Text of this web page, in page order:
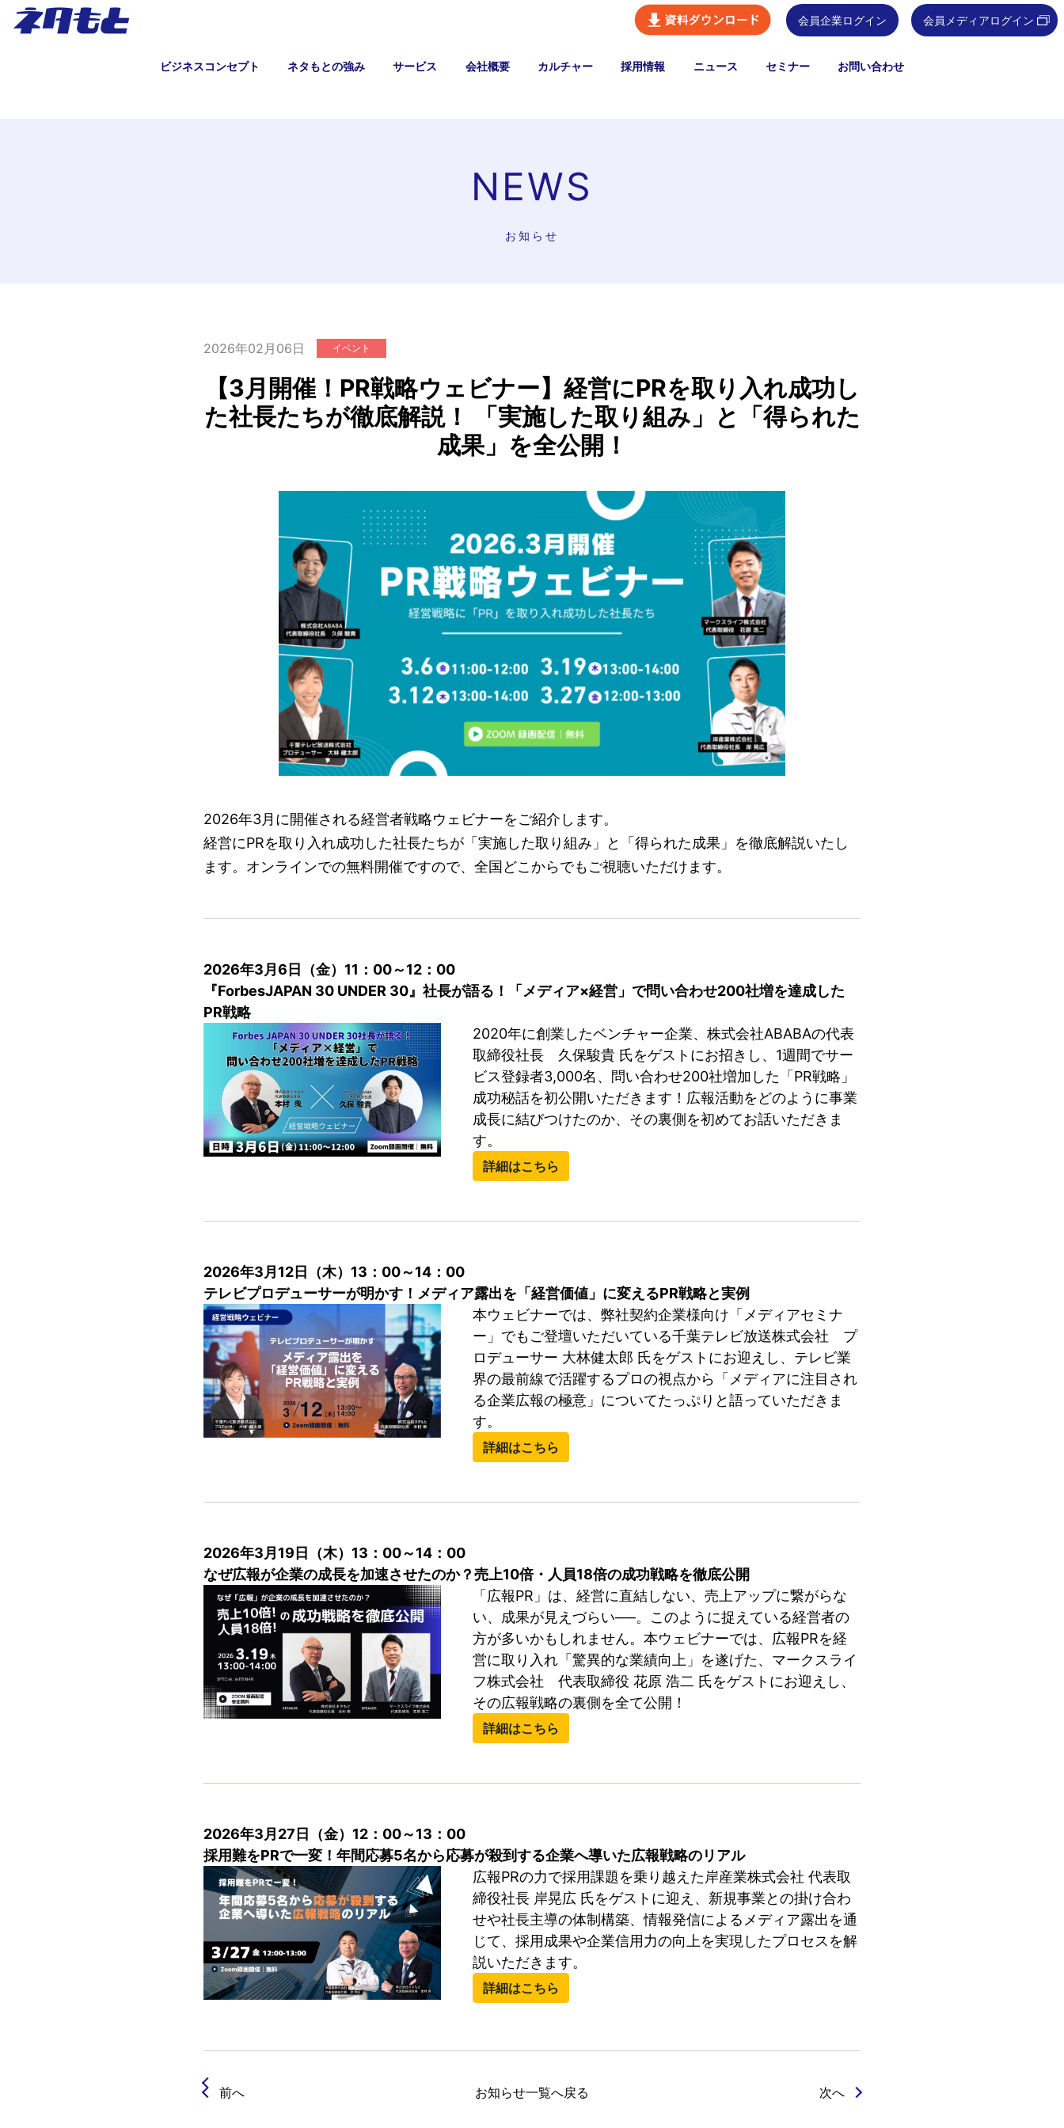
会員企業ログイン 会員メディアログイン
ビジネスコンセプト ネタもとの強み サービス 会社概要 カルチャー 採用情報 ニュース セミナー お問い合わせ
NEWS
お知らせ
2026年02月06日 イベント
【3月開催！PR戦略ウェビナー】経営にPRを取り入れ成功し
た社長たちが徹底解説！ 「実施した取り組み」と「得られた
成果」を全公開！
2026年3月に開催される経営者戦略ウェビナーをご紹介します。
経営にPRを取り入れ成功した社長たちが「実施した取り組み」と「得られた成果」を徹底解説いたし
ます。オンラインでの無料開催ですので、全国どこからでもご視聴いただけます。
2026年3月6日（金）11：00～12：00
『ForbesJAPAN 30 UNDER 30』社長が語る！「メディア×経営」で問い合わせ200社増を達成した
PR戦略
2020年に創業したベンチャー企業、株式会社ABABAの代表
取締役社長 久保駿貴 氏をゲストにお招きし、1週間でサー
ビス登録者3,000名、問い合わせ200社増加した「PR戦略」
成功秘話を初公開いただきます！広報活動をどのように事業
成長に結びつけたのか、その裏側を初めてお話いただきま
す。
詳細はこちら
2026年3月12日（木）13：00～14：00
テレビプロデューサーが明かす！メディア露出を「経営価値」に変えるPR戦略と実例
本ウェビナーでは、弊社契約企業様向け「メディアセミナ
ー」でもご登壇いただいている千葉テレビ放送株式会社 プ
ロデューサー 大林健太郎 氏をゲストにお迎えし、テレビ業
界の最前線で活躍するプロの視点から「メディアに注目され
る企業広報の極意」についてたっぷりと語っていただきま
す。
詳細はこちら
2026年3月19日（木）13：00～14：00
なぜ広報が企業の成長を加速させたのか？売上10倍・人員18倍の成功戦略を徹底公開
「広報PR」は、経営に直結しない、売上アップに繋がらな
い、成果が見えづらい──。このように捉えている経営者の
方が多いかもしれません。本ウェビナーでは、広報PRを経
営に取り入れ「驚異的な業績向上」を遂げた、マークスライ
フ株式会社 代表取締役 花原 浩二 氏をゲストにお迎えし、
その広報戦略の裏側を全て公開！
詳細はこちら
2026年3月27日（金）12：00～13：00
採用難をPRで一変！年間応募5名から応募が殺到する企業へ導いた広報戦略のリアル
広報PRの力で採用課題を乗り越えた岸産業株式会社 代表取
締役社長 岸晃広 氏をゲストに迎え、新規事業との掛け合わ
せや社長主導の体制構築、情報発信によるメディア露出を通
じて、採用成果や企業信用力の向上を実現したプロセスを解
説いただきます。
詳細はこちら
前へ お知らせ一覧へ戻る 次へ